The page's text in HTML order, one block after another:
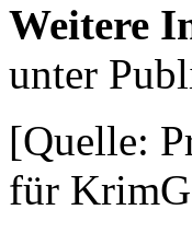
Weitere
unter
[Quelle:
für